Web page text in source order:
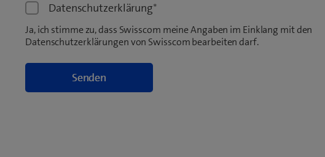
Datenschutzerklärung*
Ja, ich stimme zu, dass Swisscom meine Angaben im Einklang mit den
Datenschutzerklärungen von Swisscom bearbeiten darf.